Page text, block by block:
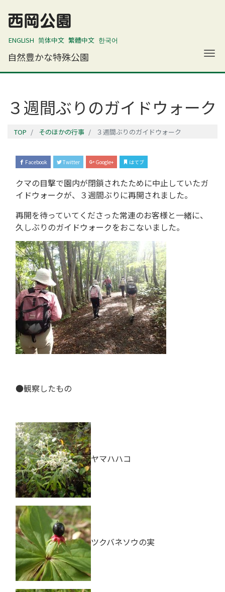
西岡公園
ENGLISH 简体中文 繁體中文 한국어
自然豊かな特殊公園 ナ
３週間ぶりのガイドウォーク
TOP そのほかの行事 ３週間ぶりのガイドウォーク
Facebook Twitter Google+ はてブ
クマの目撃で園内が閉鎖されたために中止していたガ
イドウォークが、３週間ぶりに再開されました。
再開を待っていてくださった常連のお客様と一緒に、
久しぶりのガイドウォークをおこないました。
●観察したもの
ヤマハハコ
ツクバネソウの実